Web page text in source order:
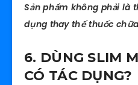
Sản phẩm không phải là
dụng thay thế thuốc
6. DÙNG SLIM
CÓ TÁC DỤNG?